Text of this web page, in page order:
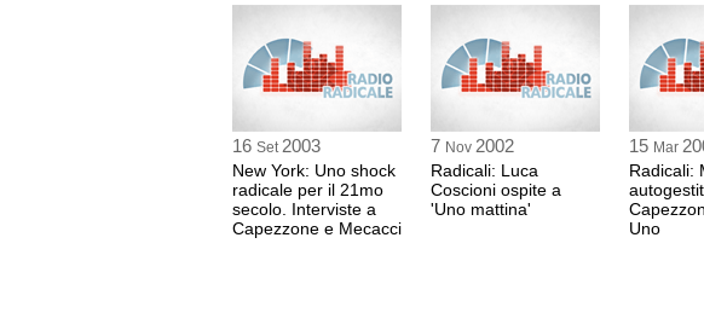
16 Set 2003
New York: Uno shock
radicale per il 21mo
secolo. Interviste a
Capezzone e Mecacci
7 Nov 2002
Radicali: Luca
Coscioni ospite a
'Uno mattina'
15 Mar
Radicali:
Uno